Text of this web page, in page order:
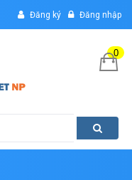
Đăng ký Đăng nhập
0